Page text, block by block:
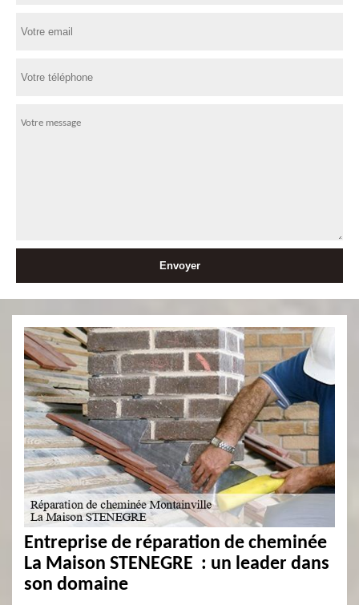
Entreprise de réparation de cheminée
La Maison STENEGRE : un leader dans
son domaine